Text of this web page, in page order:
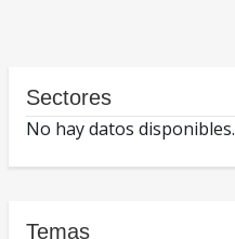
Sectores
No hay datos disponibles.
Temas